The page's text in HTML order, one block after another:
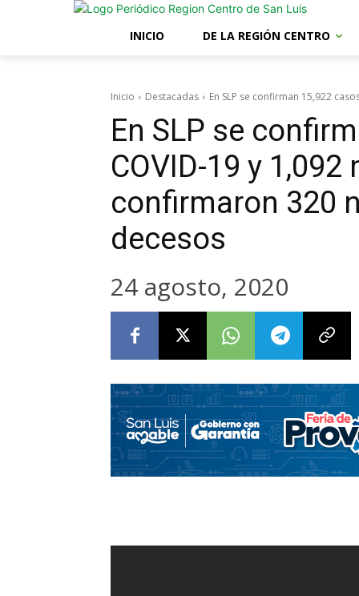
INICIO DE LA REGIÓN CENTRO
Inicio Destacadas En SLP se confirman 15,922
En SLP se
COVID-19 y 1,092
confirmaron 320
decesos
24 agosto, 2020